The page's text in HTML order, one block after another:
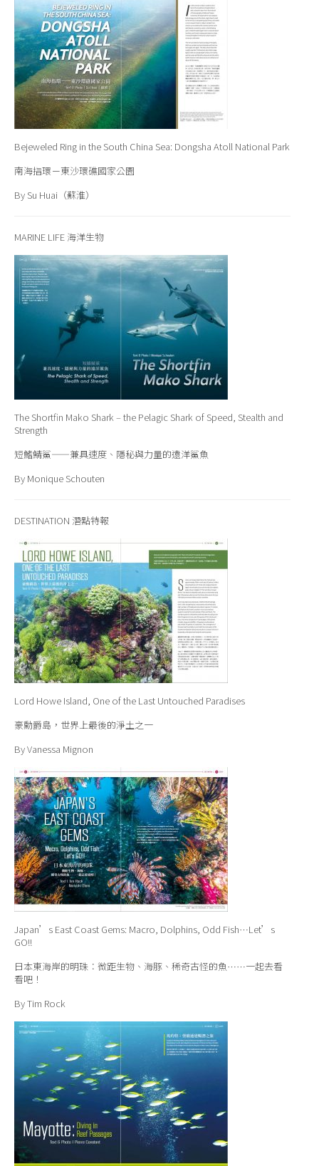
Bejeweled Ring in the South China Sea: Dongsha Atoll National Park
南海指環－東沙環礁國家公園
By Su Huai（蘇淮）
MARINE LIFE 海洋生物
The Shortfin Mako Shark – the Pelagic Shark of Speed, Stealth and
Strength
短鰭鯖鯊——兼具速度、隱秘與力量的遠洋鯊魚
By Monique Schouten
DESTINATION 潛點特報
Lord Howe Island, One of the Last Untouched Paradises
豪勳爵島，世界上最後的淨土之一
By Vanessa Mignon
Japan’s East Coast Gems: Macro, Dolphins, Odd Fish…Let’s
GO!!
日本東海岸的明珠：微距生物、海豚、稀奇古怪的魚……一起去看
看吧！
By Tim Rock